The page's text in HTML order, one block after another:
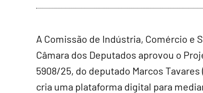
A Comissão de Indústria, Comércio e
Câmara dos Deputados aprovou o
5908/25, do deputado Marcos Tavares
cria uma plataforma digital para